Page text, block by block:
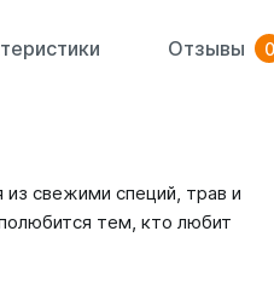
Отзывы 0
из свежими специй, трав и
тем, кто любит